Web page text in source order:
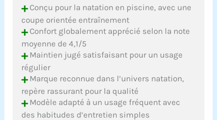
+Conçu pour la natation en piscine, avec une
coupe orientée entraînement
+Confort globalement apprécié selon la note
moyenne de 4,1/5
+Maintien jugé satisfaisant pour un usage
régulier
+Marque reconnue dans l’univers natation,
repère rassurant pour la qualité
+Modèle adapté à un usage fréquent avec
des habitudes d’entretien simples